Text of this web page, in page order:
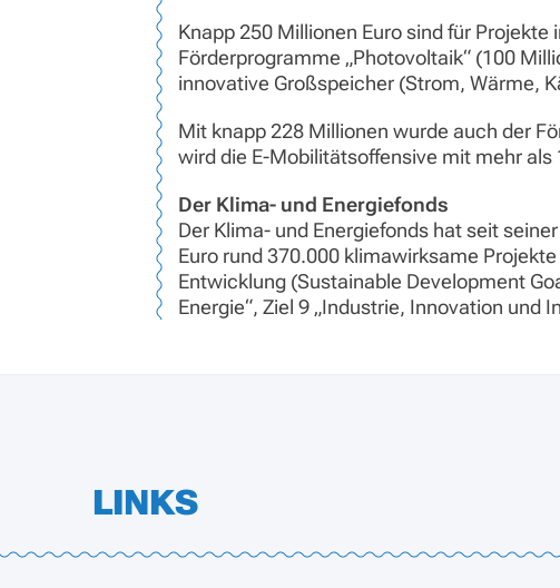
Knapp 250 Millionen Euro sind für
Förderprogramme „Photovoltaik“ (100
innovative Großspeicher (Strom, Wärme,
Mit knapp 228 Millionen wurde auch der
wird die E-Mobilitätsoffensive mit mehr
Der Klima- und Energiefonds
Der Klima- und Energiefonds hat seit
Euro rund 370.000 klimawirksame
Entwicklung (Sustainable Development
Energie“, Ziel 9 „Industrie, Innovation und
LINKS